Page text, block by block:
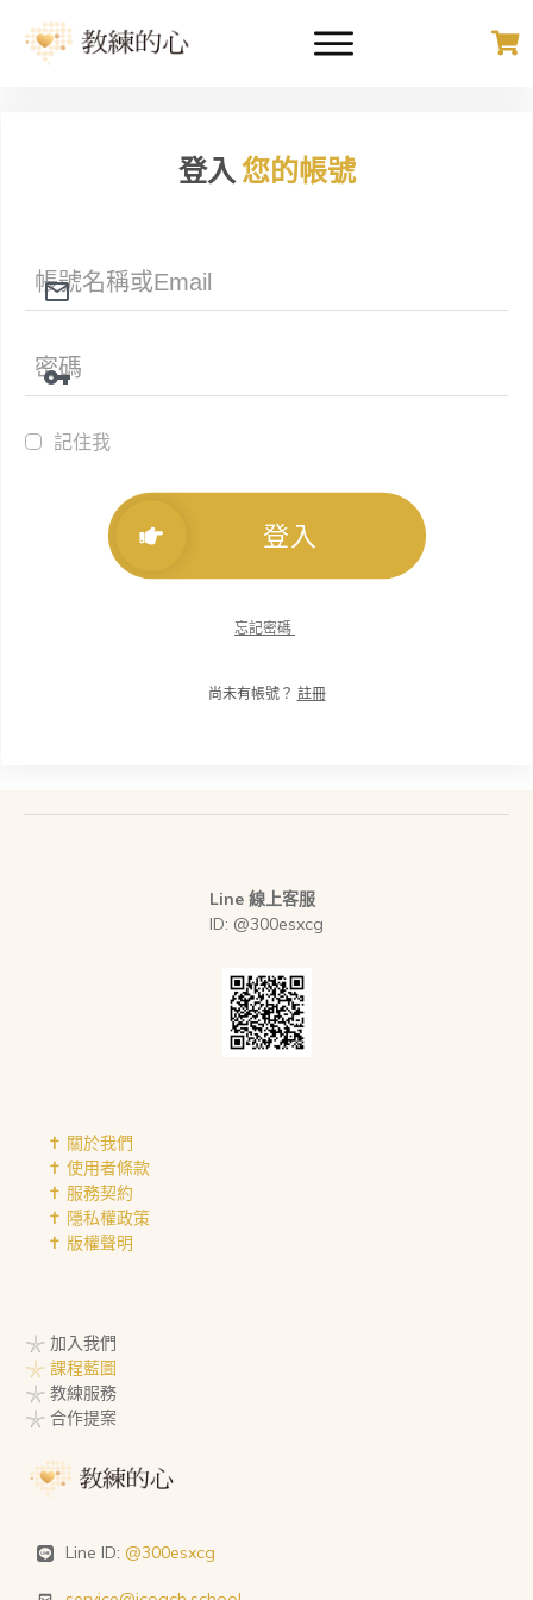
登入您的帳號
記住我
登入
忘記密碼
尚未有帳號？ 註冊
Line 線上客服
ID: @300esxcg
✝︎ 關於我們
✝︎ 使用者條款
✝︎ 服務契約
✝︎ 隱私權政策
✝︎ 版權聲明
𓇼 加入我們
𓇼 課程藍圖
𓇼 教練服務
𓇼 合作提案
Line ID: @300esxcg